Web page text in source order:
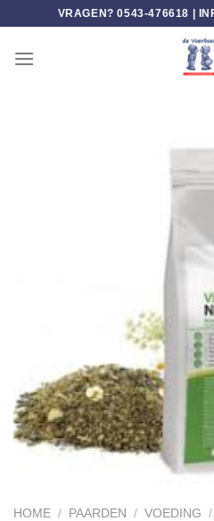
inhoud
VRAGEN? 0543-476618 |
HOME / PAARDEN / VOEDING /